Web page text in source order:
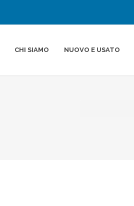
CHI SIAMO NUOVO E USATO